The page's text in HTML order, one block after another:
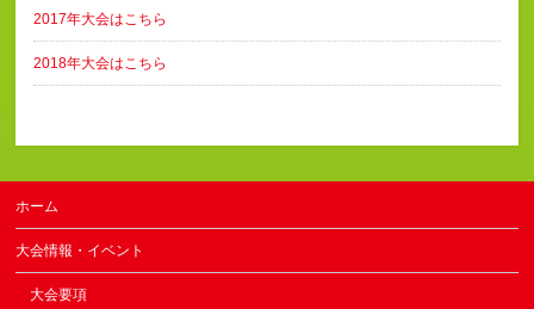
2017年大会はこちら
2018年大会はこちら
ホーム
大会情報・イベント
大会要項